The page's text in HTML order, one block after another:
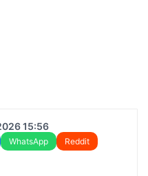
15:56
WhatsApp
Reddit